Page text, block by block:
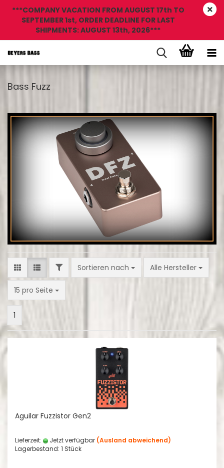
***COMPANY VACATION FROM AUGUST 17th TO
SEPTEMBER 1st, ORDER DEADLINE FOR LAST
SHIPMENTS: AUGUST 13th, 2026***
Bass Fuzz
FILTERSortieren nach
Sortieren nach Alle Hersteller
15 pro Seite
pro Seite
1
Aguilar Fuzzistor Gen2
Lieferzeit: Jetzt verfügbar (Ausland abweichend)
Lagerbestand: 1 Stück